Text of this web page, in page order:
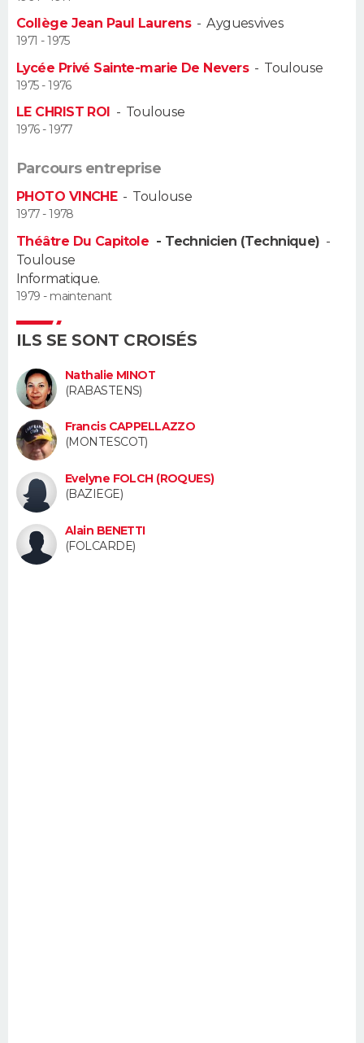
Alimentation
Guide de la santé
Maladies
Médicaments
Sommeil
VOYAGE
Destinations
City break
Voyage nature
Voyage de noces
Forum
Climat
+
PHOTO
GUIDES D'ACHAT
CARTE DE VOEUX
Carte de Noël
Carte Bonne année
Carte Saint-Valentin
Carte Pâques
Carte d'anniversaire
Dictionnaire
Biographies
Citations
Expressions
Proverbes
PROGRAMME TV
COPAINS D'AVANT
S'inscrire
Se connecter
Lycées
Collèges
Primaires
Universités
Entreprises
Service militaire
Avis de recherche
AVIS DE DÉCÈS
FORUM
Bricolage
Lifestyle
Culture
Sport
Auto
Television
Voyage
Cinema
Collège Jean Paul Laurens-Ayguesvives
1971 - 1975
Lycée Privé Sainte-marie De Nevers- Toulouse
1975 - 1976
LE CHRIST ROI - Toulouse
1976 - 1977
Parcours entreprise
PHOTO VINCHE- Toulouse
1977 - 1978
Théâtre Du Capitole - Technicien (Technique) -
Toulouse
Informatique.
1979 - maintenant
ILS SE SONT CROISÉS
Nathalie MINOT
(RABASTENS)
Francis CAPPELLAZZO
(MONTESCOT)
Evelyne FOLCH (ROQUES)
(BAZIEGE)
Alain BENETTI
(FOLCARDE)